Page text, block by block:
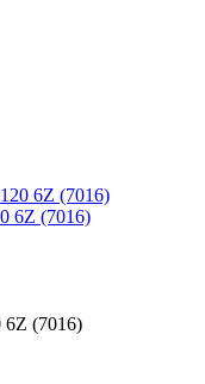
6Z (7016)
6Z (7016)